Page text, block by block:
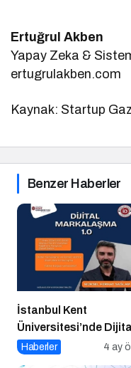
Ertuğrul Akben
Yapay Zeka &
ertugrulakben.com
Kaynak: Startup
Benzer Haberler
İstanbul Kent
Üniversitesi’nde
Markalaşma 1.0
Haberler 4 ay